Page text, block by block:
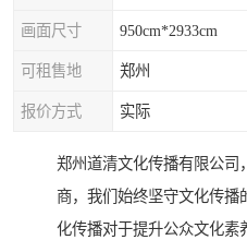
画面尺寸 950cm*2933cm
可租售地 郑州
报价方式 实际
郑州道清文化传播有限公司
商，我们始终坚守文化传播
化传播对于提升公众文化素